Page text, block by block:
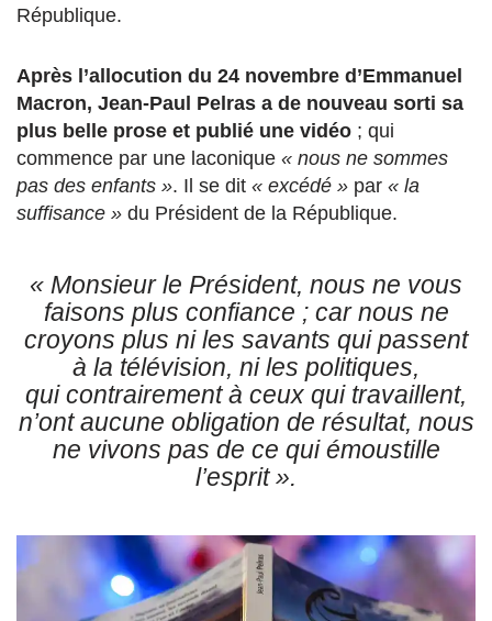
République.
Après l’allocution du 24 novembre d’Emmanuel
Macron, Jean-Paul Pelras a de nouveau sorti sa
plus belle prose et publié une vidéo ; qui
commence par une laconique « nous ne sommes
pas des enfants ». Il se dit « excédé » par « la
suffisance » du Président de la République.
« Monsieur le Président, nous ne vous
faisons plus confiance ; car nous ne
croyons plus ni les savants qui passent
à la télévision, ni les politiques,
qui contrairement à ceux qui travaillent,
n’ont aucune obligation de résultat, nous
ne vivons pas de ce qui émoustille
l’esprit ».